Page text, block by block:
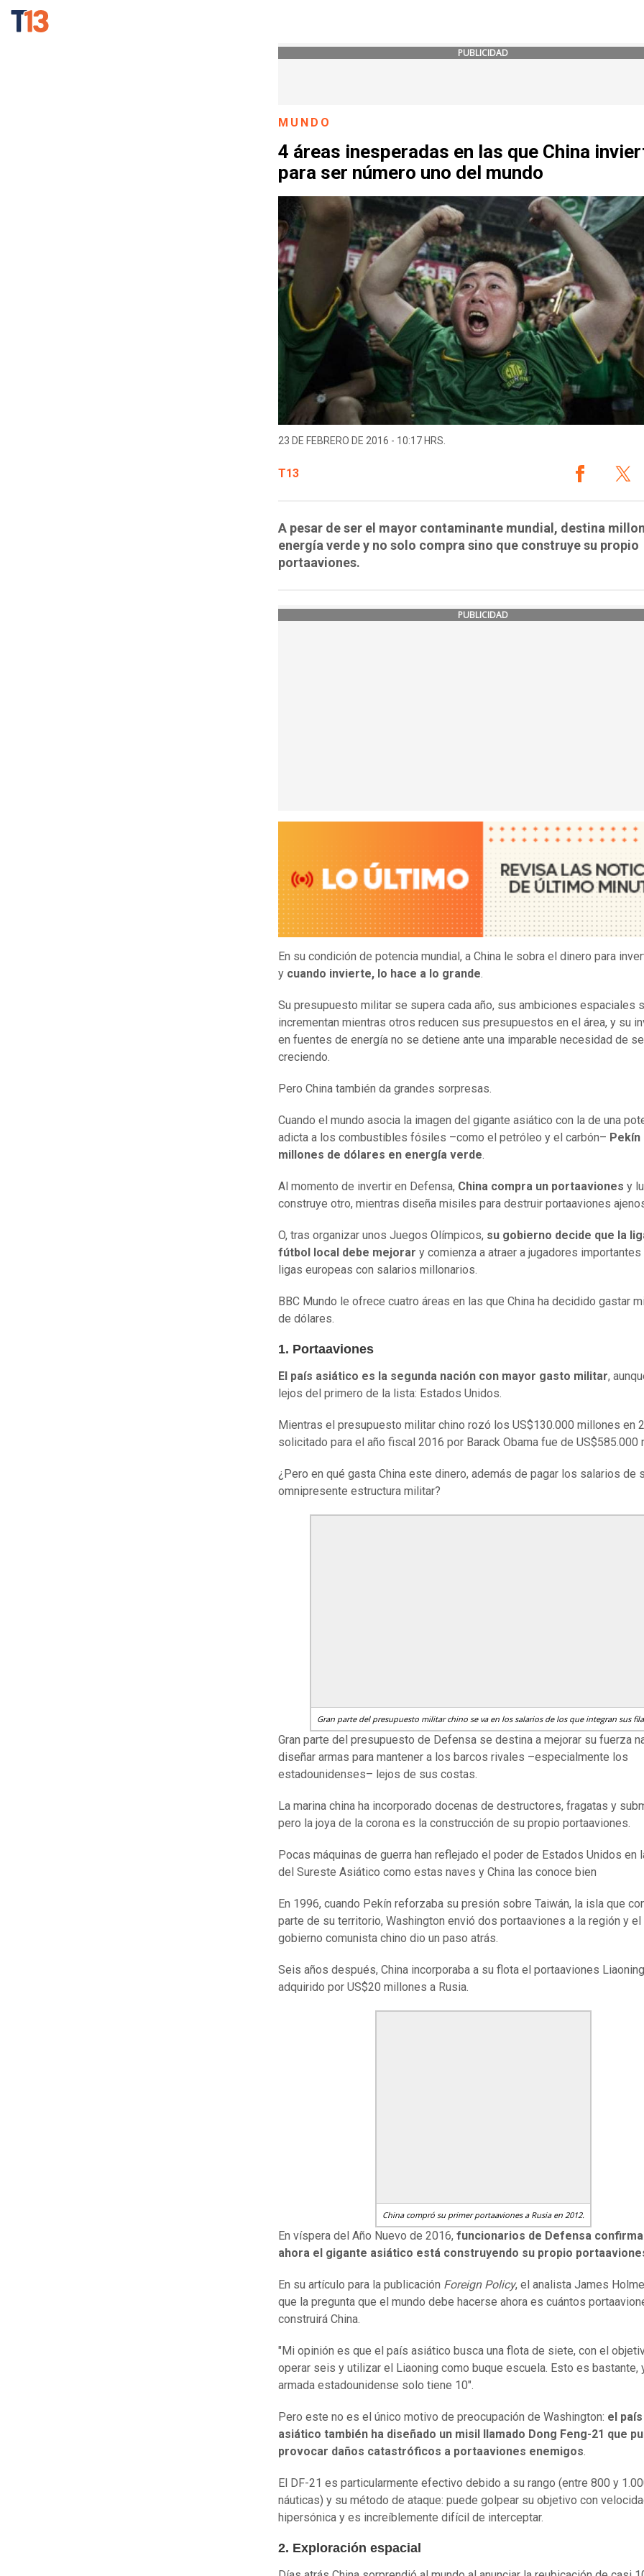
PUBLICIDAD
MUNDO
4 áreas inesperadas en las que China
para ser número uno del mundo
23 DE FEBRERO DE 2016 - 10:17 HRS.
T13
A pesar de ser el mayor contaminante mundial, destina
energía verde y no solo compra sino que construye su propio
portaaviones.
PUBLICIDAD
En su condición de potencia mundial, a China le sobra el dinero para
y cuando invierte, lo hace a lo grande.
Su presupuesto militar se supera cada año, sus ambiciones espaciales
incrementan mientras otros reducen sus presupuestos en el área, y su
en fuentes de energía no se detiene ante una imparable necesidad de
creciendo.
Pero China también da grandes sorpresas.
Cuando el mundo asocia la imagen del gigante asiático con la de una
adicta a los combustibles fósiles –como el petróleo y el carbón–
millones de dólares en energía verde.
Al momento de invertir en Defensa, China compra un portaaviones y
construye otro, mientras diseña misiles para destruir portaaviones
O, tras organizar unos Juegos Olímpicos, su gobierno decide que la
fútbol local debe mejorar y comienza a atraer a jugadores
ligas europeas con salarios millonarios.
BBC Mundo le ofrece cuatro áreas en las que China ha decidido gastar
de dólares.
1. Portaaviones
El país asiático es la segunda nación con mayor gasto militar,
lejos del primero de la lista: Estados Unidos.
Mientras el presupuesto militar chino rozó los US$130.000 millones en
solicitado para el año fiscal 2016 por Barack Obama fue de US$585.000
¿Pero en qué gasta China este dinero, además de pagar los salarios de
omnipresente estructura militar?
Gran parte del presupuesto militar chino se va en los salarios de los que integran sus
Gran parte del presupuesto de Defensa se destina a mejorar su fuerza
diseñar armas para mantener a los barcos rivales –especialmente los
estadounidenses– lejos de sus costas.
La marina china ha incorporado docenas de destructores, fragatas y
pero la joya de la corona es la construcción de su propio portaaviones.
Pocas máquinas de guerra han reflejado el poder de Estados Unidos en
del Sureste Asiático como estas naves y China las conoce bien
En 1996, cuando Pekín reforzaba su presión sobre Taiwán, la isla que
parte de su territorio, Washington envió dos portaaviones a la región y el
gobierno comunista chino dio un paso atrás.
Seis años después, China incorporaba a su flota el portaaviones
adquirido por US$20 millones a Rusia.
China compró su primer portaaviones a Rusia en 2012.
En víspera del Año Nuevo de 2016, funcionarios de Defensa
ahora el gigante asiático está construyendo su propio
En su artículo para la publicación Foreign Policy, el analista James
que la pregunta que el mundo debe hacerse ahora es cuántos
construirá China.
"Mi opinión es que el país asiático busca una flota de siete, con el
operar seis y utilizar el Liaoning como buque escuela. Esto es bastante,
armada estadounidense solo tiene 10".
Pero este no es el único motivo de preocupación de Washington: el país
asiático también ha diseñado un misil llamado Dong Feng-21 que
provocar daños catastróficos a portaaviones enemigos.
El DF-21 es particularmente efectivo debido a su rango (entre 800 y
náuticas) y su método de ataque: puede golpear su objetivo con
hipersónica y es increíblemente difícil de interceptar.
2. Exploración espacial